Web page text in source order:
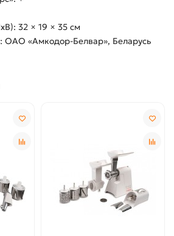
32 × 19 × 35 см
ОАО «Амкодор-Белвар», Беларусь